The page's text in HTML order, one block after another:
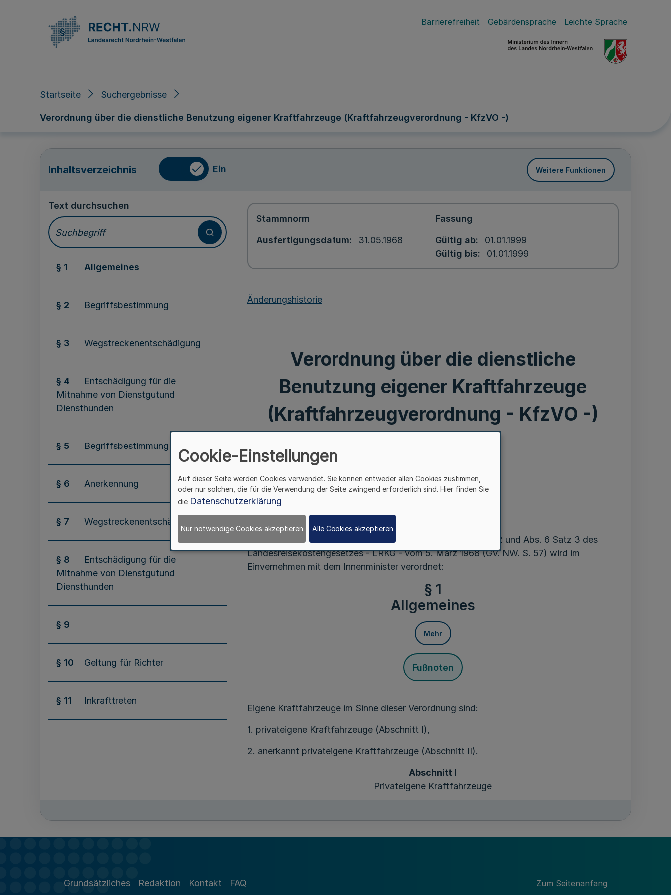
Barrierefreiheit Gebärdensprache Leichte Sprache
Startseite Suchergebnisse
Verordnung über die dienstliche Benutzung eigener Kraftfahrzeuge (Kraftfahrzeugverordnung - KfzVO -)
Inhaltsverzeichnis Ein Weitere Funktionen
Text durchsuchen
§ 1 Allgemeines
§ 2 Begriffsbestimmung
§ 3 Wegstreckenentschädigung
§ 4
Entschädigung für die
Mitnahme von Dienstgutund
Diensthunden
§ 5 Begriffsbestimmung
§ 6 Anerkennung
§ 7 Wegstreckenentschädigung
§ 8
Entschädigung für die
Mitnahme von Dienstgutund
Diensthunden
§ 9
§ 10 Geltung für Richter
§ 11 Inkrafttreten
Stammnorm
Ausfertigungsdatum 31.05.1968
Fassung
Gültig ab
01.01.1999
Gültig bis
01.01.1999
Änderungshistorie
Verordnung über die dienstliche
Benutzung eigener Kraftfahrzeuge
(Kraftfahrzeugverordnung - KfzVO -)
Fußnoten
Vom 31. Mai 1968
Auf Grund des § 6 Abs. 1 Satz 2, Abs. 2 Satz 2, Abs. 3 Satz 2 und Abs. 6 Satz 3 des
Landesreisekostengesetzes - LRKG - vom 5. März 1968 (GV. NW. S. 57) wird im
Einvernehmen mit dem Innenminister verordnet:
§ 1
Allgemeines
Mehr
Fußnoten
Eigene Kraftfahrzeuge im Sinne dieser Verordnung sind:
1. privateigene Kraftfahrzeuge (Abschnitt I),
2. anerkannt privateigene Kraftfahrzeuge (Abschnitt II).
Abschnitt I
Privateigene Kraftfahrzeuge
Begriffsbestimmung
Grundsätzliches Redaktion Kontakt FAQ Zum Seitenanfang
Cookie-Einstellungen
Auf dieser Seite werden Cookies verwendet. Sie können entweder allen Cookies zustimmen,
oder nur solchen, die für die Verwendung der Seite zwingend erforderlich sind. Hier finden Sie
die Datenschutzerklärung
Nur notwendige Cookies akzeptieren Alle Cookies akzeptieren